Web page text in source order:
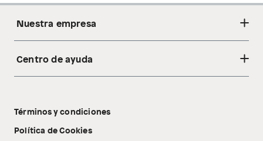
Nuestra empresa
Acerca de nosotros
Tecnología Pillow Walk
Centro de ayuda
Libro de reclamaciones
Términos y condiciones
Política de Cookies